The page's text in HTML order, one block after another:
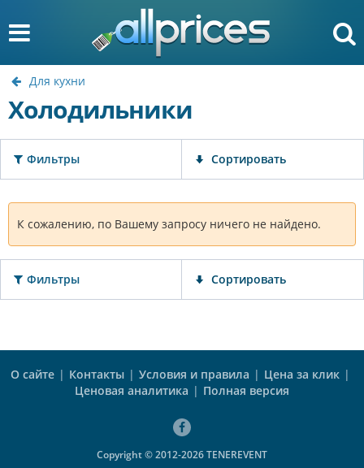
Для кухни
Холодильники
Фильтры Сортировать
К сожалению, по Вашему запросу ничего не найдено.
Фильтры Сортировать
О сайте | Контакты | Условия и правила | Цена за клик |
Ценовая аналитика | Полная версия
Copyright © 2012-2026 TENEREVENT